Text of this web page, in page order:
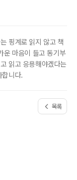
핑계로 읽지 않고 책
운 마음이 들고 동기부
읽고 응용해야겠다는
니다.
목록